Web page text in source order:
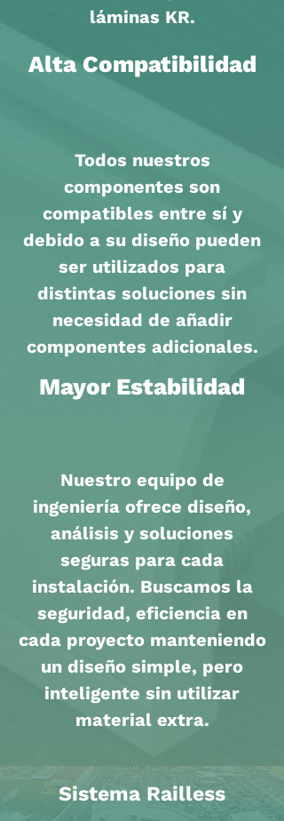
láminas KR.
Alta Compatibilidad
Todos nuestros
componentes son
compatibles entre sí y
debido a su diseño pueden
ser utilizados para
distintas soluciones sin
necesidad de añadir
componentes adicionales.
Mayor Estabilidad
Nuestro equipo de
ingeniería ofrece diseño,
análisis y soluciones
seguras para cada
instalación. Buscamos la
seguridad, eficiencia en
cada proyecto manteniendo
un diseño simple, pero
inteligente sin utilizar
material extra.
Sistema Railless